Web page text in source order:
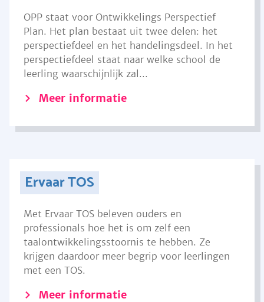
OPP staat voor Ontwikkelings Perspectief
Plan. Het plan bestaat uit twee delen: het
perspectiefdeel en het handelingsdeel. In het
perspectiefdeel staat naar welke school de
leerling waarschijnlijk zal...
Meer informatie
Ervaar TOS
Met Ervaar TOS beleven ouders en
professionals hoe het is om zelf een
taalontwikkelingsstoornis te hebben. Ze
krijgen daardoor meer begrip voor leerlingen
met een TOS.
Meer informatie